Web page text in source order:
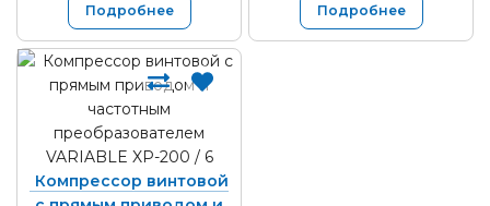
Подробнее Подробнее
Компрессор винтовой